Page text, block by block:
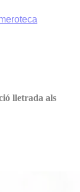
lletrada als